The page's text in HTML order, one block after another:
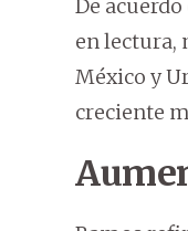
De
en lectura,
México y
creciente